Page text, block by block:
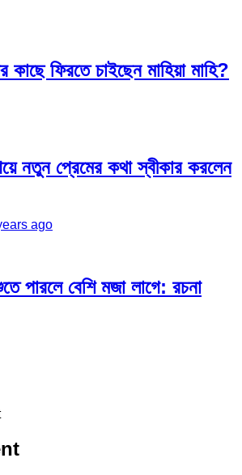
কাছে ফিরতে চাইছেন মাহিয়া মাহি?
নতুন প্রেমের কথা স্বীকার করলেন
ago
পারলে বেশি মজা লাগে: রচনা